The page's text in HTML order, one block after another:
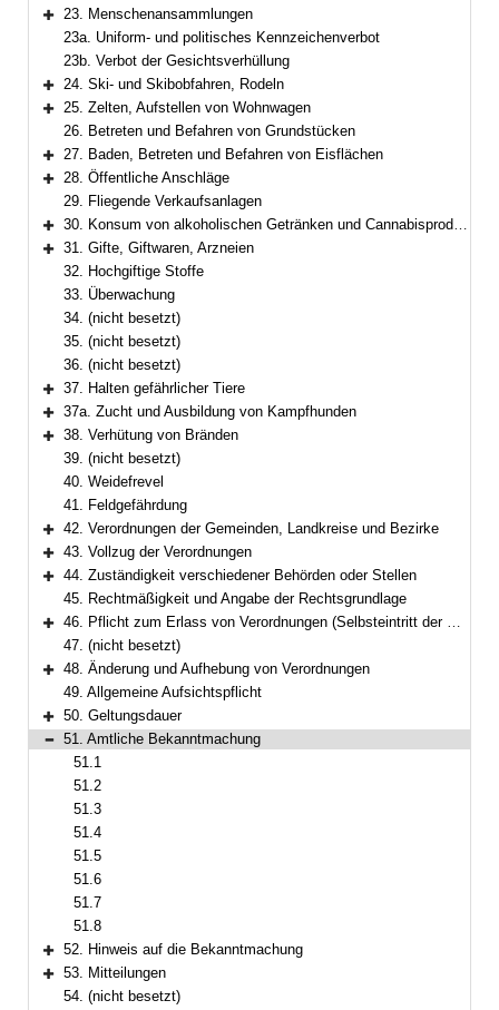
Bereich erweitern
23. Menschenansammlungen
23a. Uniform- und politisches Kennzeichenverbot
23b. Verbot der Gesichtsverhüllung
Bereich erweitern
24. Ski- und Skibobfahren, Rodeln
Bereich erweitern
25. Zelten, Aufstellen von Wohnwagen
26. Betreten und Befahren von Grundstücken
Bereich erweitern
27. Baden, Betreten und Befahren von Eisflächen
Bereich erweitern
28. Öffentliche Anschläge
29. Fliegende Verkaufsanlagen
Bereich erweitern
30. Konsum von alkoholischen Getränken und Cannabisprodukten auf öffentlichen Flächen
Bereich erweitern
31. Gifte, Giftwaren, Arzneien
32. Hochgiftige Stoffe
33. Überwachung
34. (nicht besetzt)
35. (nicht besetzt)
36. (nicht besetzt)
Bereich erweitern
37. Halten gefährlicher Tiere
Bereich erweitern
37a. Zucht und Ausbildung von Kampfhunden
Bereich erweitern
38. Verhütung von Bränden
39. (nicht besetzt)
40. Weidefrevel
41. Feldgefährdung
Bereich erweitern
42. Verordnungen der Gemeinden, Landkreise und Bezirke
Bereich erweitern
43. Vollzug der Verordnungen
Bereich erweitern
44. Zuständigkeit verschiedener Behörden oder Stellen
45. Rechtmäßigkeit und Angabe der Rechtsgrundlage
Bereich erweitern
46. Pflicht zum Erlass von Verordnungen (Selbsteintritt der Rechtsaufsichtsbehörde)
47. (nicht besetzt)
Bereich erweitern
48. Änderung und Aufhebung von Verordnungen
49. Allgemeine Aufsichtspflicht
Bereich erweitern
50. Geltungsdauer
Bereich reduzieren
51. Amtliche Bekanntmachung
51.1
51.2
51.3
51.4
51.5
51.6
51.7
51.8
Bereich erweitern
52. Hinweis auf die Bekanntmachung
Bereich erweitern
53. Mitteilungen
54. (nicht besetzt)